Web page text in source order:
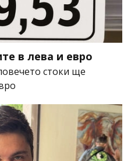
в лева и евро
стоки ще